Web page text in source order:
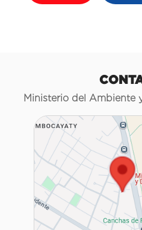
Ministerio del Ambiente